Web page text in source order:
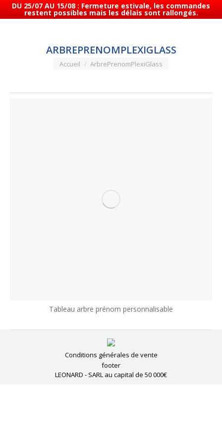
DU 25/07 AU 15/08 : Fermeture estivale, les commandes
restent possibles mais les délais sont rallongés.
ARBREPRENOMPLEXIGLASS
Vous êtes ici :
Accueil ArbrePrenomPlexiGlass
Tableau arbre prénom personnalisable
Conditions générales de vente
footer
LEONARD - SARL au capital de 50 000€